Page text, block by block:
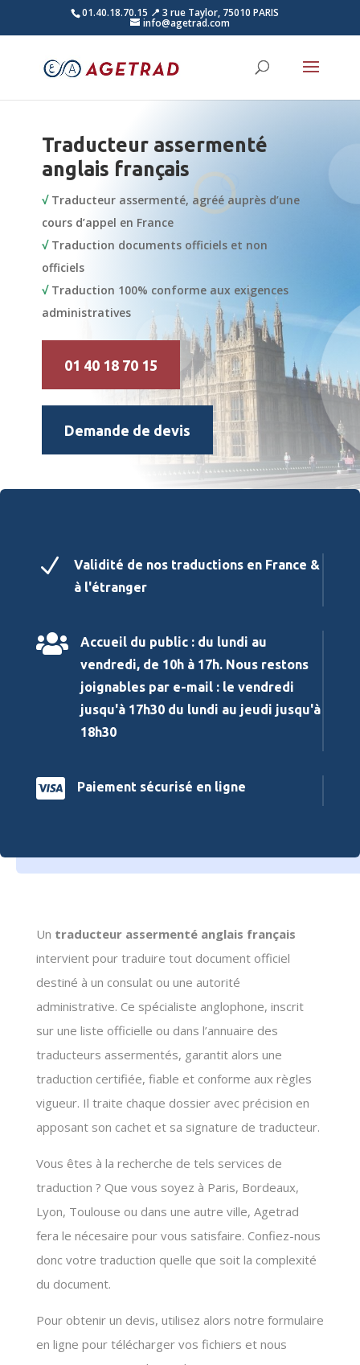
01.40.18.70.15 📍 3 rue Taylor, 75010 PARIS
info@agetrad.com
Traducteur assermenté
anglais français
√ Traducteur assermenté, agréé auprès d’une
cours d’appel en France
√ Traduction documents officiels et non
officiels
√ Traduction 100% conforme aux exigences
administratives
01 40 18 70 15
Demande de devis
N
Validité de nos traductions en France &
à l'étranger

Accueil du public : du lundi au
vendredi, de 10h à 17h. Nous restons
joignables par e-mail : le vendredi
jusqu'à 17h30 du lundi au jeudi jusqu'à
18h30
 Paiement sécurisé en ligne
Un traducteur assermenté anglais français
intervient pour traduire tout document officiel
destiné à un consulat ou une autorité
administrative. Ce spécialiste anglophone, inscrit
sur une liste officielle ou dans l’annuaire des
traducteurs assermentés, garantit alors une
traduction certifiée, fiable et conforme aux règles
vigueur. Il traite chaque dossier avec précision en
apposant son cachet et sa signature de traducteur.
Vous êtes à la recherche de tels services de
traduction ? Que vous soyez à Paris, Bordeaux,
Lyon, Toulouse ou dans une autre ville, Agetrad
fera le nécesaire pour vous satisfaire. Confiez-nous
donc votre traduction quelle que soit la complexité
du document.
Pour obtenir un devis, utilisez alors notre formulaire
en ligne pour télécharger vos fichiers et nous